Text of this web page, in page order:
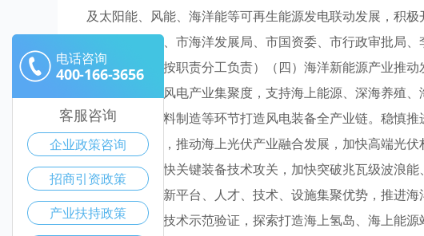
及太阳能、风能、海洋能等可再生能源发电联动发展，积
市水务管理局、市海洋发展局、市国资委、市行政审批局
岛蓝谷管理局按职责分工负责）（四）海洋新能源产业推
发，提高海上风电产业集聚度，支持海上能源、深海养殖
机、主轴、材料制造等环节打造风电装备全产业链。稳慎
光伏项目建设，推动海上光伏产业融合发展，加快高端光
交流合作，加快关键装备技术攻关，加快突破兆瓦级波浪
挥海洋科技创新平台、人才、技术、设施集聚优势，推进
绿氢综合利用技术示范验证，探索打造海上氢岛、海上能
电话咨询
400-166-3656
客服咨询
企业政策咨询
招商引资政策
产业扶持政策